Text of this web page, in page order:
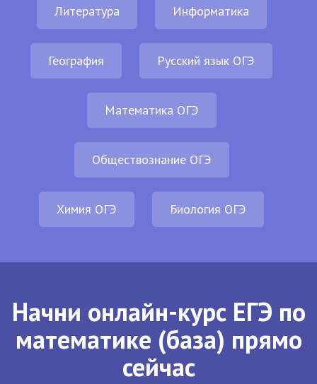
Литература Информатика
География Русский язык ОГЭ
Математика ОГЭ
Обществознание ОГЭ
Химия ОГЭ Биология ОГЭ
Начни онлайн-курс ЕГЭ по
математике (база) прямо
сейчас